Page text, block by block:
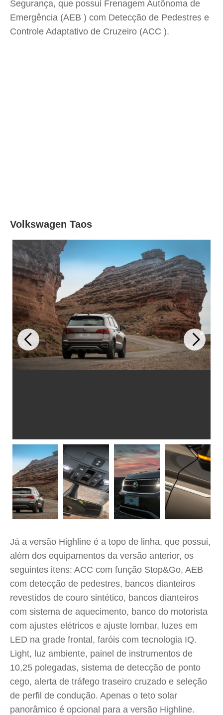
Segurança, que possui Frenagem Autônoma de
Emergência (AEB ) com Detecção de Pedestres e
Controle Adaptativo de Cruzeiro (ACC ).
Volkswagen Taos
Já a versão Highline é a topo de linha, que possui,
além dos equipamentos da versão anterior, os
seguintes itens: ACC com função Stop&Go, AEB
com detecção de pedestres, bancos dianteiros
revestidos de couro sintético, bancos dianteiros
com sistema de aquecimento, banco do motorista
com ajustes elétricos e ajuste lombar, luzes em
LED na grade frontal, faróis com tecnologia IQ.
Light, luz ambiente, painel de instrumentos de
10,25 polegadas, sistema de detecção de ponto
cego, alerta de tráfego traseiro cruzado e seleção
de perfil de condução. Apenas o teto solar
panorâmico é opcional para a versão Highline.